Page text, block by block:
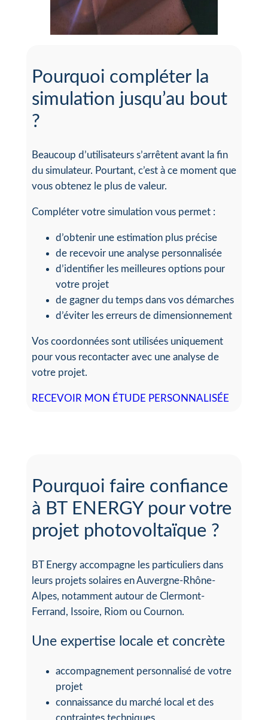
Pourquoi compléter la
simulation jusqu’au bout
?
Beaucoup d’utilisateurs s’arrêtent avant la fin
du simulateur. Pourtant, c’est à ce moment que
vous obtenez le plus de valeur.
Compléter votre simulation vous permet :
d’obtenir une estimation plus précise
de recevoir une analyse personnalisée
d’identifier les meilleures options pour
votre projet
de gagner du temps dans vos démarches
d’éviter les erreurs de dimensionnement
Vos coordonnées sont utilisées uniquement
pour vous recontacter avec une analyse de
votre projet.
RECEVOIR MON ÉTUDE PERSONNALISÉE
Pourquoi faire confiance
à BT ENERGY pour votre
projet photovoltaïque ?
BT Energy accompagne les particuliers dans
leurs projets solaires en Auvergne-Rhône-
Alpes, notamment autour de Clermont-
Ferrand, Issoire, Riom ou Cournon.
Une expertise locale et concrète
accompagnement personnalisé de votre
projet
connaissance du marché local et des
contraintes techniques